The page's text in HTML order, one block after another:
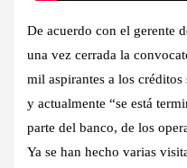
De acuerdo con el gerente
una vez cerrada la
mil aspirantes a los
y actualmente “se está
parte del banco, de los
Ya se han hecho varias